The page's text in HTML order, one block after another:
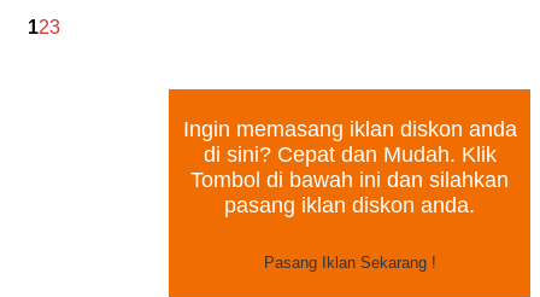
123
Ingin memasang iklan diskon anda
di sini? Cepat dan Mudah. Klik
Tombol di bawah ini dan silahkan
pasang iklan diskon anda.